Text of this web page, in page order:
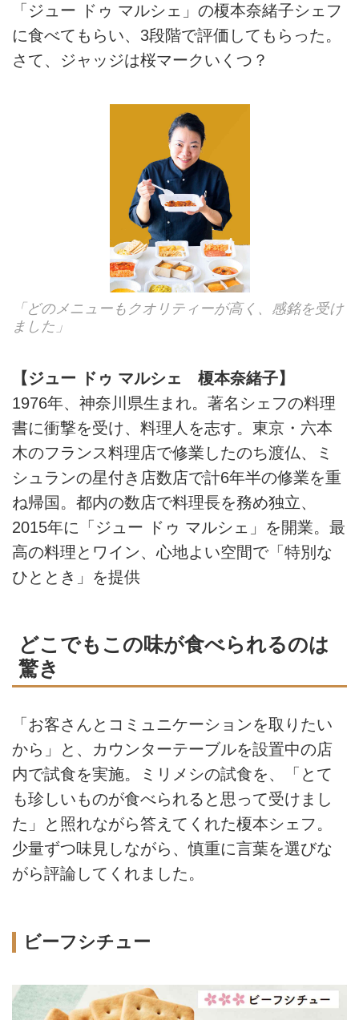
「ジュー ドゥ マルシェ」の榎本奈緒子シェフ
に食べてもらい、3段階で評価してもらった。
さて、ジャッジは桜マークいくつ？
「どのメニューもクオリティーが高く、感銘を受け
ました」
【ジュー ドゥ マルシェ 榎本奈緒子】
1976年、神奈川県生まれ。著名シェフの料理
書に衝撃を受け、料理人を志す。東京・六本
木のフランス料理店で修業したのち渡仏、ミ
シュランの星付き店数店で計6年半の修業を重
ね帰国。都内の数店で料理長を務め独立、
2015年に「ジュー ドゥ マルシェ」を開業。最
高の料理とワイン、心地よい空間で「特別な
ひととき」を提供
どこでもこの味が食べられるのは
驚き
「お客さんとコミュニケーションを取りたい
から」と、カウンターテーブルを設置中の店
内で試食を実施。ミリメシの試食を、「とて
も珍しいものが食べられると思って受けまし
た」と照れながら答えてくれた榎本シェフ。
少量ずつ味見しながら、慎重に言葉を選びな
がら評論してくれました。
ビーフシチュー